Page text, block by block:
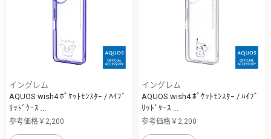
イングレム
AQUOS wish4 ﾎﾟｹｯﾄﾓﾝｽﾀｰ / ﾊｲﾌﾞ
ﾘｯﾄﾞｹｰｽ ...
参考価格￥2,200
イングレム
AQUOS wish4 ﾎﾟｹｯﾄﾓﾝｽﾀｰ / ﾊｲﾌﾞ
ﾘｯﾄﾞｹｰｽ ...
参考価格￥2,200